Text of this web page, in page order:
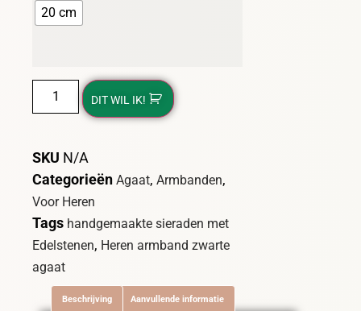
20 cm
DIT WIL IK!
SKU N/A
Categorieën Agaat, Armbanden,
Voor Heren
Tags handgemaakte sieraden met
Edelstenen, Heren armband zwarte
agaat
Beschrijving Aanvullende informatie